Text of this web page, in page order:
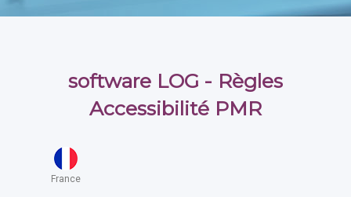
software LOG - Règles
Accessibilité PMR
France